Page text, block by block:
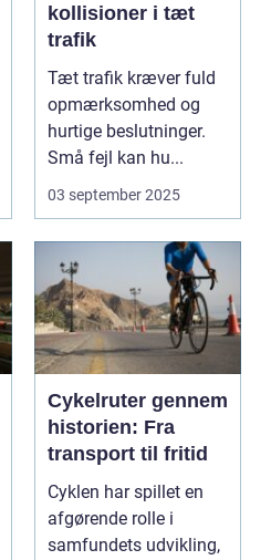
kollisioner i tæt
trafik
Tæt trafik kræver fuld
opmærksomhed og
hurtige beslutninger.
Små fejl kan hu...
03 september 2025
Cykelruter gennem
historien: Fra
transport til fritid
Cyklen har spillet en
afgørende rolle i
samfundets udvikling,